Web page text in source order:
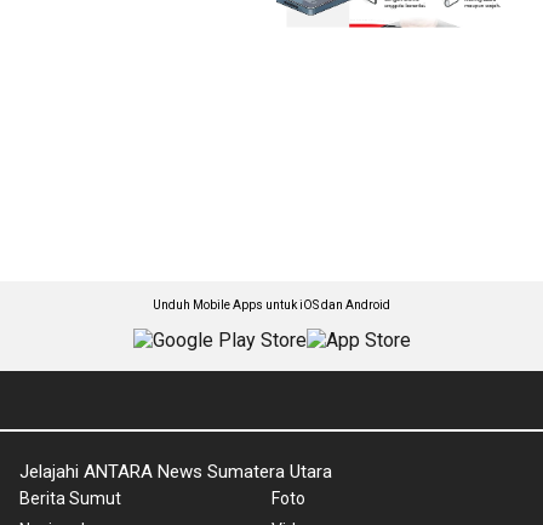
Unduh Mobile Apps untuk iOS dan Android
Jelajahi ANTARA News Sumatera Utara
Berita Sumut
Foto